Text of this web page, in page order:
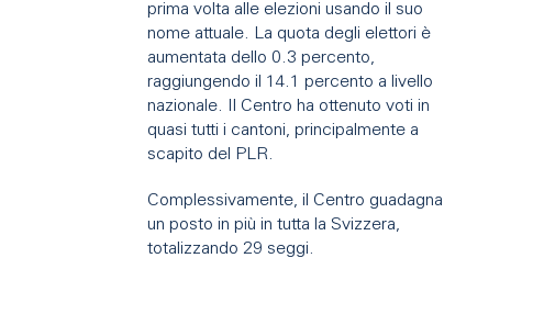
prima volta alle elezioni usando il suo
nome attuale. La quota degli elettori è
aumentata dello 0.3 percento,
raggiungendo il 14.1 percento a livello
nazionale. Il Centro ha ottenuto voti in
quasi tutti i cantoni, principalmente a
scapito del PLR.
Complessivamente, il Centro guadagna
un posto in più in tutta la Svizzera,
totalizzando 29 seggi.